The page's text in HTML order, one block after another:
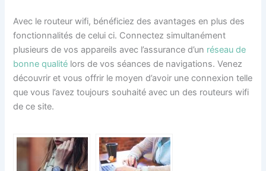
Avec le routeur wifi, bénéficiez des avantages en plus des
fonctionnalités de celui ci. Connectez simultanément
plusieurs de vos appareils avec l’assurance d’un réseau de
bonne qualité lors de vos séances de navigations. Venez
découvrir et vous offrir le moyen d’avoir une connexion telle
que vous l’avez toujours souhaité avec un des routeurs wifi
de ce site.